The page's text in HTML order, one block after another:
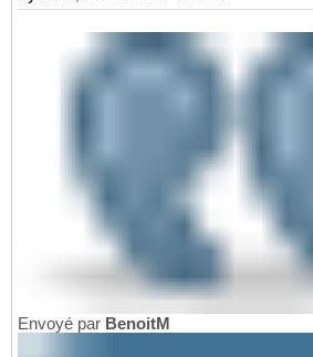
Envoyé par BenoitM